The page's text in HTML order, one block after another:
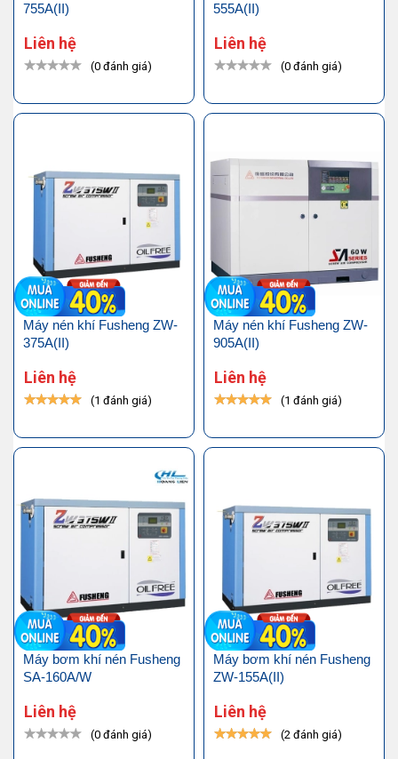
755A(II)
Liên hệ
(0 đánh giá)
555A(II)
Liên hệ
(0 đánh giá)
Máy nén khí Fusheng ZW-
375A(II)
Liên hệ
(1 đánh giá)
Máy nén khí Fusheng ZW-
905A(II)
Liên hệ
(1 đánh giá)
Máy bơm khí nén Fusheng
SA-160A/W
Liên hệ
(0 đánh giá)
Máy bơm khí nén Fusheng
ZW-155A(II)
Liên hệ
(2 đánh giá)